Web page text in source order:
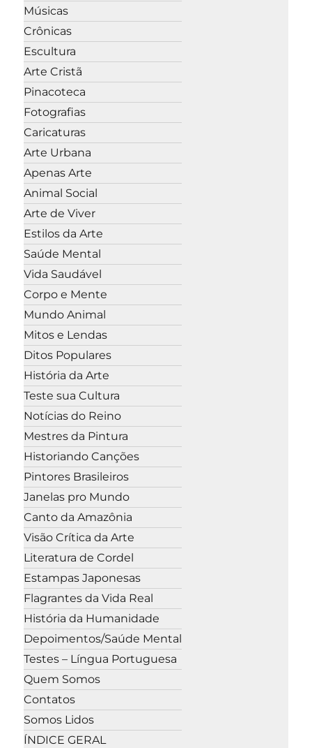
Músicas
Crônicas
Escultura
Arte Cristã
Pinacoteca
Fotografias
Caricaturas
Arte Urbana
Apenas Arte
Animal Social
Arte de Viver
Estilos da Arte
Saúde Mental
Vida Saudável
Corpo e Mente
Mundo Animal
Mitos e Lendas
Ditos Populares
História da Arte
Teste sua Cultura
Notícias do Reino
Mestres da Pintura
Historiando Canções
Pintores Brasileiros
Janelas pro Mundo
Canto da Amazônia
Visão Crítica da Arte
Literatura de Cordel
Estampas Japonesas
Flagrantes da Vida Real
História da Humanidade
Depoimentos/Saúde Mental
Testes – Língua Portuguesa
Quem Somos
Contatos
Somos Lidos
ÍNDICE GERAL